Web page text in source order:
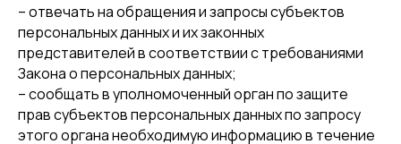
– отвечать на обращения и запросы субъектов
персональных данных и их законных
представителей в соответствии с требованиями
Закона о персональных данных;
– сообщать в уполномоченный орган по защите
прав субъектов персональных данных по запросу
этого органа необходимую информацию в течение